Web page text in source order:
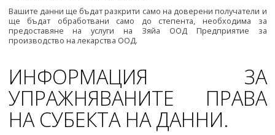
Вашите данни ще бъдат разкрити само на доверени получатели и
ще бъдат обработвани само до степента, необходима за
предоставяне на услуги на Зяйа ООД Предприятие за
производство на лекарства ООД.
ИНФОРМАЦИЯ ЗА
УПРАЖНЯВАНИТЕ ПРАВА
НА СУБЕКТА НА ДАННИ.